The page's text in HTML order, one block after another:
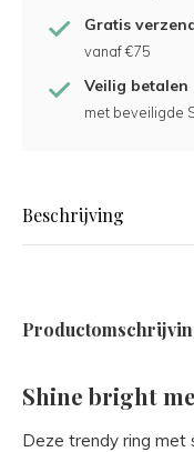
Gratis
vanaf €75
Veilig betalen
met beveiligde
Beschrijving
Shine bright
Deze trendy ring met